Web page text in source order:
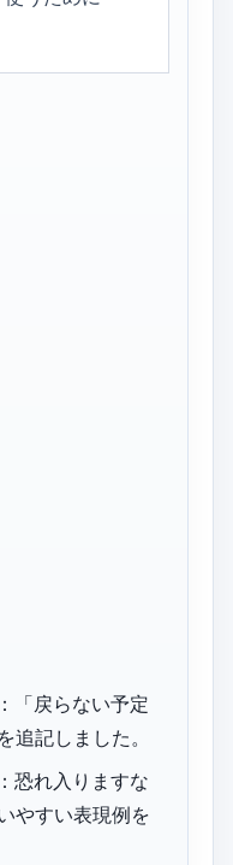
「戻らない予定
追記しました。
恐れ入りますな
やすい表現例を